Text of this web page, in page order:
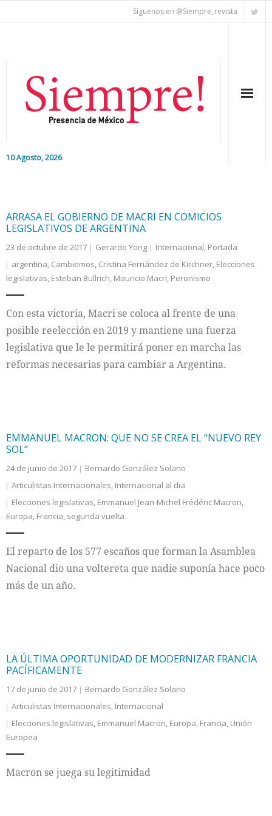
Síguenos en @Siempre_revista
10 Agosto, 2026
Colaboradores
Cultura
ARRASA EL GOBIERNO DE MACRI EN COMICIOS
LEGISLATIVOS DE ARGENTINA
23 de octubre de 2017 Gerardo Yong Internacional, Portada
argentina, Cambiemos, Cristina Fernández de Kirchner, Elecciones
legislativas, Esteban Bullrich, Mauricio Macri, Peronismo
Con esta victoria, Macri se coloca al frente de una
posible reelección en 2019 y mantiene una fuerza
legislativa que le le permitirá poner en marcha las
reformas necesarias para cambiar a Argentina.
EMMANUEL MACRON: QUE NO SE CREA EL “NUEVO REY
SOL”
24 de junio de 2017
Bernardo González Solano
Articulistas Internacionales, Internacional al dia
Elecciones legislativas, Emmanuel Jean-Michel Frédéric Macron,
Europa, Francia, segunda vuelta
El reparto de los 577 escaños que forman la Asamblea
Nacional dio una voltereta que nadie suponía hace poco
más de un año.
LA ÚLTIMA OPORTUNIDAD DE MODERNIZAR FRANCIA
PACÍFICAMENTE
17 de junio de 2017
Bernardo González Solano
Articulistas Internacionales, Internacional
Elecciones legislativas, Emmanuel Macron, Europa, Francia, Unión
Europea
Macron se juega su legitimidad